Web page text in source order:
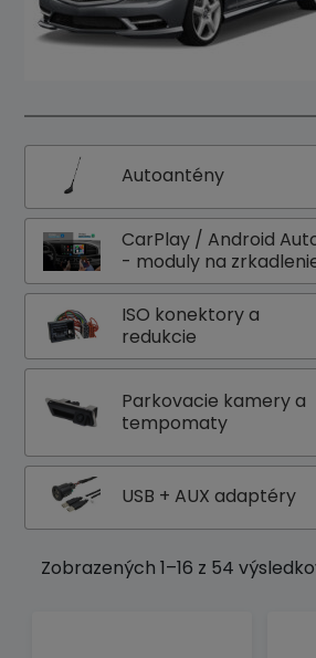
Autoantény
CarPlay / Android
- moduly na
ISO konektory a
redukcie
Parkovacie kamery a
tempomaty
USB + AUX adaptéry
Zobrazených 1–16 z 54